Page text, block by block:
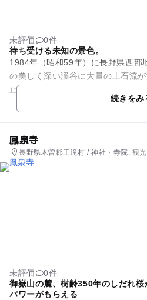
未評価
0件
待ち受ける未知の景色。
1984年（昭和59年）に長野県西部
の美しく深い渓谷に大量の土石流
止めてできた自然の湖で、「自然
続きをみ
鳳泉寺
長野県木曽郡王滝村 / 神社・寺院, 観光
未評価
0件
御嶽山の麓、樹齢350年のしだれ
パワーがもらえる